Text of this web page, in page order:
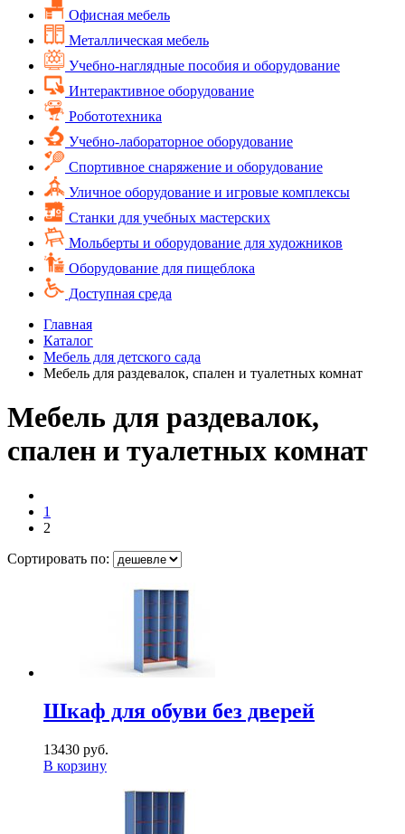
Офисная мебель
Металлическая мебель
Учебно-наглядные пособия и оборудование
Интерактивное оборудование
Робототехника
Учебно-лабораторное оборудование
Спортивное снаряжение и оборудование
Уличное оборудование и игровые комплексы
Cтанки для учебных мастерских
Мольберты и оборудование для художников
Оборудование для пищеблока
Доступная среда
Главная
Каталог
Мебель для детского сада
Мебель для раздевалок, спален и туалетных комнат
Мебель для раздевалок,
спален и туалетных комнат
1
2
Сортировать по:
Шкаф для обуви без дверей
13430 руб.
В корзину